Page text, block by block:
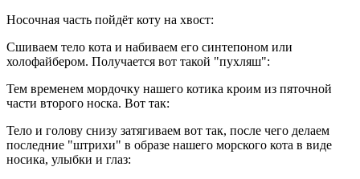
Носочная часть пойдёт коту на хвост:
Сшиваем тело кота и набиваем его синтепоном или
холофайбером. Получается вот такой "пухляш":
Тем временем мордочку нашего котика кроим из пяточной
части второго носка. Вот так:
Тело и голову снизу затягиваем вот так, после чего делаем
последние "штрихи" в образе нашего морского кота в виде
носика, улыбки и глаз: